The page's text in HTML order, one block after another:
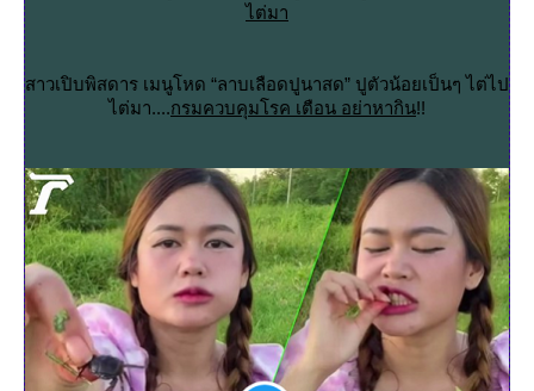
ไต่มา
สาวเปิบพิสดาร เมนูโหด “ลาบเลือดปูนาสด” ปูตัวน้อยเป็นๆ ไต่ไป
ไต่มา....กรมควบคุมโรค เตือน อย่าหากิน!!